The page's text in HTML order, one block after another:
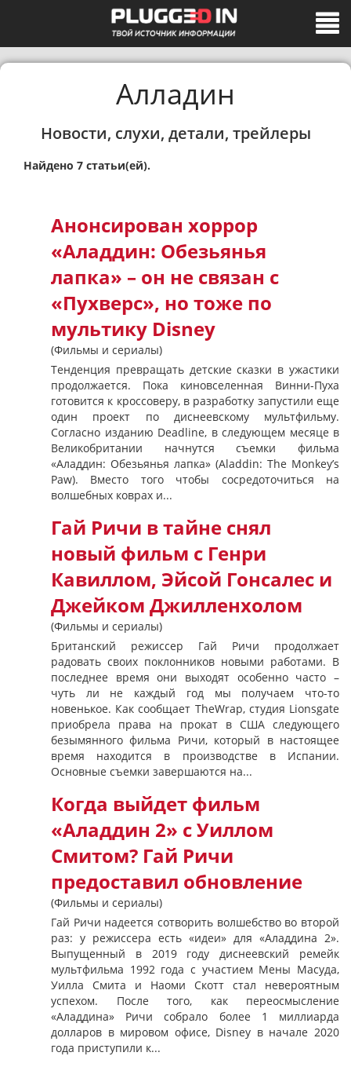
Алладин
Новости, слухи, детали, трейлеры
Найдено 7 статьи(ей).
Анонсирован хоррор
«Аладдин: Обезьянья
лапка» – он не связан с
«Пухверс», но тоже по
мультику Disney
(Фильмы и сериалы)
Тенденция превращать детские сказки в ужастики
продолжается. Пока киновселенная Винни-Пуха
готовится к кроссоверу, в разработку запустили еще
один проект по диснеевскому мультфильму.
Согласно изданию Deadline, в следующем месяце в
Великобритании начнутся съемки фильма
«Аладдин: Обезьянья лапка» (Aladdin: The Monkey’s
Paw). Вместо того чтобы сосредоточиться на
волшебных коврах и...
Гай Ричи в тайне снял
новый фильм с Генри
Кавиллом, Эйсой Гонсалес и
Джейком Джилленхолом
(Фильмы и сериалы)
Британский режиссер Гай Ричи продолжает
радовать своих поклонников новыми работами. В
последнее время они выходят особенно часто –
чуть ли не каждый год мы получаем что-то
новенькое. Как сообщает TheWrap, студия Lionsgate
приобрела права на прокат в США следующего
безымянного фильма Ричи, который в настоящее
время находится в производстве в Испании.
Основные съемки завершаются на...
Когда выйдет фильм
«Аладдин 2» с Уиллом
Смитом? Гай Ричи
предоставил обновление
(Фильмы и сериалы)
Гай Ричи надеется сотворить волшебство во второй
раз: у режиссера есть «идеи» для «Аладдина 2».
Выпущенный в 2019 году диснеевский ремейк
мультфильма 1992 года с участием Мены Масуда,
Уилла Смита и Наоми Скотт стал невероятным
успехом. После того, как переосмысление
«Аладдина» Ричи собрало более 1 миллиарда
долларов в мировом офисе, Disney в начале 2020
года приступили к...